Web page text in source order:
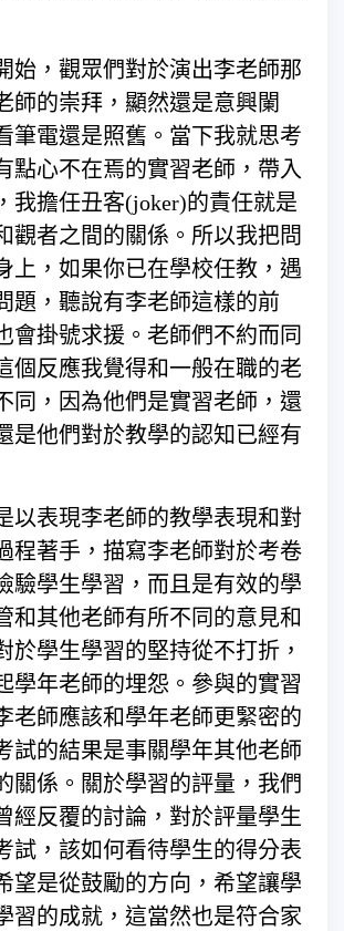
始，觀眾們對於演出李老師那
師的崇拜，顯然還是意興闌
筆電還是照舊。當下我就思考
點心不在焉的實習老師，帶入
我擔任丑客(joker)的責任就是
觀者之間的關係。所以我把問
上，如果你已在學校任教，遇
題，聽說有李老師這樣的前
會掛號求援。老師們不約而同
個反應我覺得和一般在職的老
同，因為他們是實習老師，還
是他們對於教學的認知已經有
以表現李老師的教學表現和對
程著手，描寫李老師對於考卷
驗學生學習，而且是有效的學
和其他老師有所不同的意見和
於學生學習的堅持從不打折，
學年老師的埋怨。參與的實習
老師應該和學年老師更緊密的
試的結果是事關學年其他老師
關係。關於學習的評量，我們
經反覆的討論，對於評量學生
試，該如何看待學生的得分表
望是從鼓勵的方向，希望讓學
習的成就，這當然也是符合家